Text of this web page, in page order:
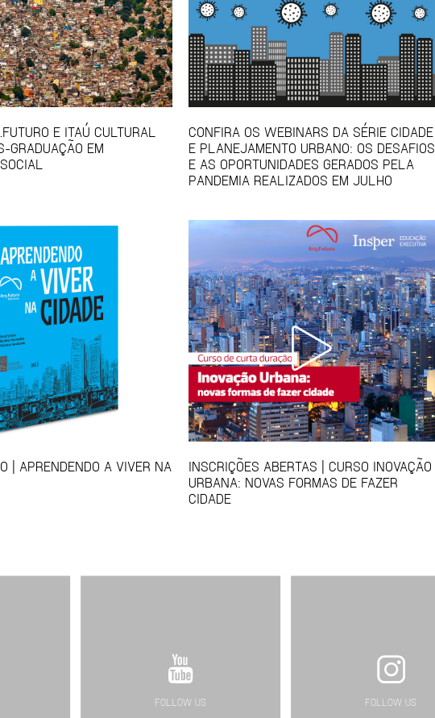
E ITAÚ CULTURAL
GRADUAÇÃO EM
CONFIRA OS WEBINARS DA SÉRIE CIDADE
E PLANEJAMENTO URBANO: OS DESAFIOS
E AS OPORTUNIDADES GERADOS PELA
PANDEMIA REALIZADOS EM JULHO
| APRENDENDO A VIVER NA
INSCRIÇÕES ABERTAS | CURSO INOVAÇÃO
URBANA: NOVAS FORMAS DE FAZER
CIDADE
FOLLOW US FOLLOW US